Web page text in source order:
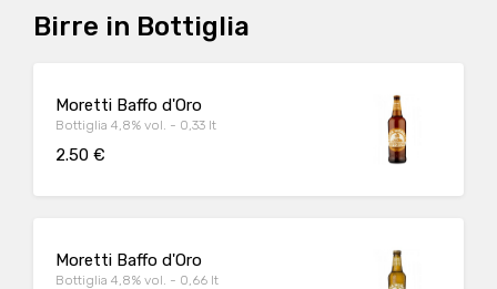
Birre in Bottiglia
Moretti Baffo d'Oro
Bottiglia 4,8% vol. - 0,33 lt
2.50 €
Moretti Baffo d'Oro
Bottiglia 4,8% vol. - 0,66 lt